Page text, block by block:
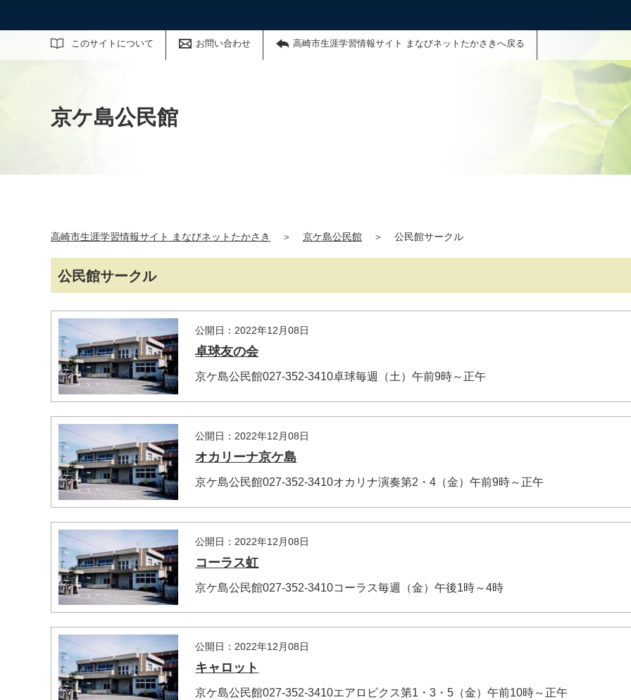
このサイトについて お問い合わせ 高崎市生涯学習情報サイト まなびネットたかさきへ戻る
サイト内検索
京ケ島公民館
高崎市生涯学習情報サイト まなびネットたかさき ＞ 京ケ島公民館 ＞ 公民館サークル
公民館サークル
公開日：2022年12月08日
卓球友の会
京ケ島公民館027-352-3410卓球毎週（土）午前9時～正午
公開日：2022年12月08日
オカリーナ京ケ島
京ケ島公民館027-352-3410オカリナ演奏第2・4（金）午前9時～正午
公開日：2022年12月08日
コーラス虹
京ケ島公民館027-352-3410コーラス毎週（金）午後1時～4時
公開日：2022年12月08日
キャロット
京ケ島公民館027-352-3410エアロビクス第1・3・5（金）午前10時～正午